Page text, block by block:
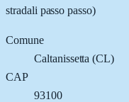
stradali passo passo)
Comune
Caltanissetta (CL)
CAP
93100